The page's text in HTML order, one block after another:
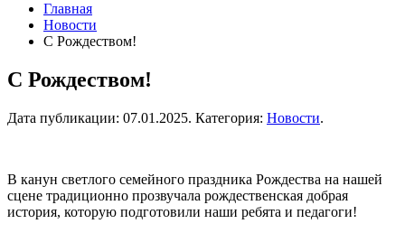
Главная
Новости
С Рождеством!
С Рождеством!
Дата публикации: 07.01.2025. Категория: Новости.
В канун светлого семейного праздника Рождества на нашей
сцене традиционно прозвучала рождественская добрая
история, которую подготовили наши ребята и педагоги!